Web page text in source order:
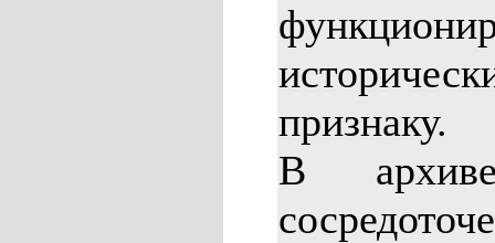
признаку.
В